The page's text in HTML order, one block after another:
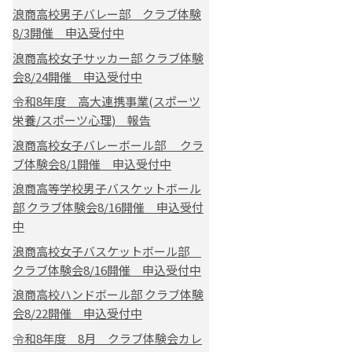
浪商高校男子バレー部 クラブ体験
8/3開催 申込受付中
浪商高校女子サッカー部 クラブ体験
会8/24開催 申込受付中
令和8年度 高大連携事業(スポーツ
栄養/スポーツ心理) 報告
浪商高校女子バレーボール部 クラ
ブ体験会8/1開催 申込受付中
浪商高等学校男子バスケットボール
部 クラブ体験会8/16開催 申込受付
中
浪商高校女子バスケットボール部
クラブ体験会8/16開催 申込受付中
浪商高校ハンドボール部 クラブ体験
会8/22開催 申込受付中
令和8年度 8月 クラブ体験会カレ